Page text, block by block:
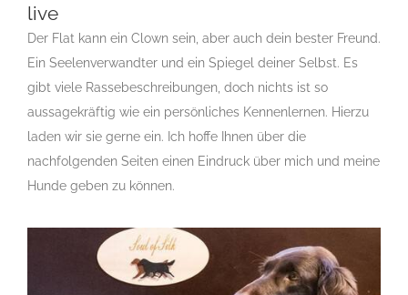
Flat Coated Retriever – Friend for my live
Gruppe 8 Gruppe 8-Sektion 1 Gruppe 8-Sektion 1 Züchter
Flatcoated Retriever Gruppe 8-Sektion 1-Flatcoated
Retriever Landesgruppe Retriever Rassehunde Standard
Rassehundezüchter
live
Der Flat kann ein Clown sein, aber auch dein bester Freund.
Ein Seelenverwandter und ein Spiegel deiner Selbst. Es
gibt viele Rassebeschreibungen, doch nichts ist so
aussagekräftig wie ein persönliches Kennenlernen. Hierzu
laden wir sie gerne ein. Ich hoffe Ihnen über die
nachfolgenden Seiten einen Eindruck über mich und meine
Hunde geben zu können.